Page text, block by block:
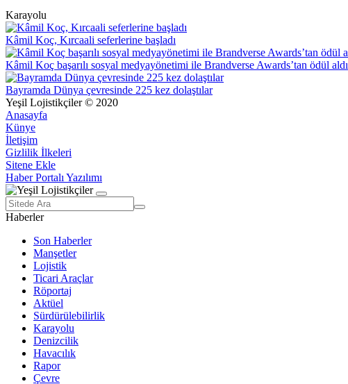
Karayolu
Kâmil Koç, Kırcaali seferlerine başladı
Kâmil Koç başarılı sosyal medyayönetimi ile Brandverse Awards’tan ödül aldı
Bayramda Dünya çevresinde 225 kez dolaştılar
Yeşil Lojistikçiler © 2020
Anasayfa
Künye
İletişim
Gizlilik İlkeleri
Sitene Ekle
Haber Portalı Yazılımı
Haberler
Son Haberler
Manşetler
Lojistik
Ticari Araçlar
Röportaj
Aktüel
Sürdürülebilirlik
Karayolu
Denizcilik
Havacılık
Rapor
Çevre